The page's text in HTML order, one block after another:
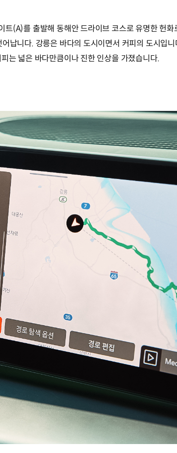
트(A)를 출발해 동해안 드라이브 코스로 유명한 헌
납니다. 강릉은 바다의 도시이면서 커피의 도시입
는 넓은 바다만큼이나 진한 인상을 가졌습니다.